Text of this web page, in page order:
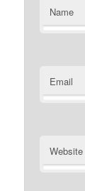
Name
Email
Website